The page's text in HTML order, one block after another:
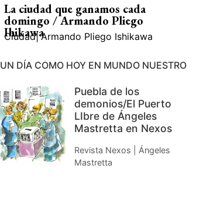
La ciudad que ganamos cada
domingo / Armando Pliego
Ihikawa
Ciudad| Armando Pliego Ishikawa
UN DÍA COMO HOY EN MUNDO NUESTRO
Puebla de los
demonios/El Puerto
LIbre de Ángeles
Mastretta en Nexos
Revista Nexos | Ángeles
Mastretta